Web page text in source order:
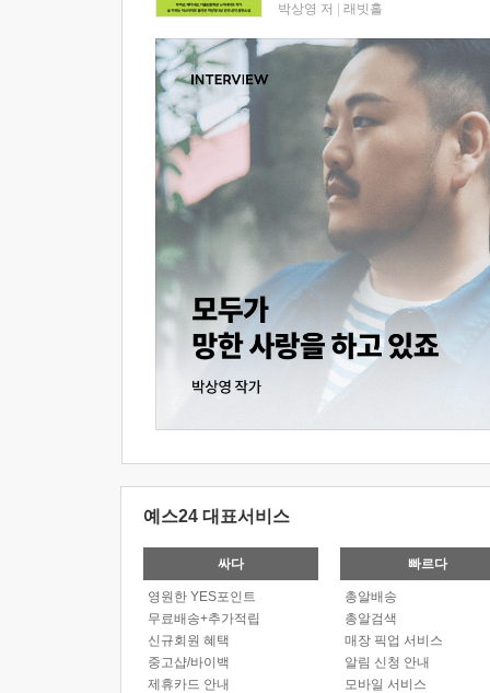
박상영 저 래빗홀
예스24 대표서비스
싸다
영원한 YES포인트
무료배송+추가적립
신규회원 혜택
중고샵/바이백
제휴카드 안내
빠르다
총알배송
총알검색
매장 픽업 서비스
알림 신청 안내
모바일 서비스